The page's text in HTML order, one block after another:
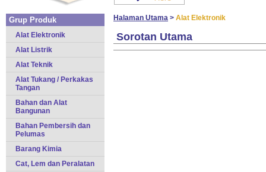
Grup Produk
Alat Elektronik
Alat Listrik
Alat Teknik
Alat Tukang / Perkakas
Tangan
Bahan dan Alat
Bangunan
Bahan Pembersih dan
Pelumas
Barang Kimia
Cat, Lem dan Peralatan
Halaman Utama > Alat Elektronik
Sorotan Utama